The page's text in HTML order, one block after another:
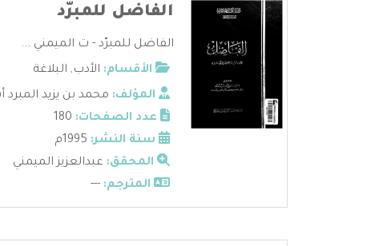
الفاضل للمبرّد
الفاضل للمبرّد - ت الميمني ...
الأقسام: الأدب, البلاغة
المؤلف: محمد بن يزيد المبرد
عدد الصفحات:
سنة النشر:
المحقق: عبدالعزيز الميمني
المترجم: ---